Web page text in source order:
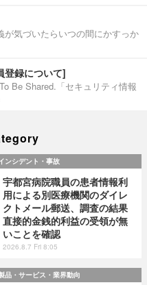
気づいたらいつの間にかすっか
登録について]
Be Shared.「セキュリティ情報
ンシデント・事故
宇都宮病院職員の患者情報利
用による別医療機関のダイレ
クトメール郵送、調査の結果
直接的金銭的利益の受領が無
いことを確認
2026.8.7 Fri 8:05
品・サービス・業界動向